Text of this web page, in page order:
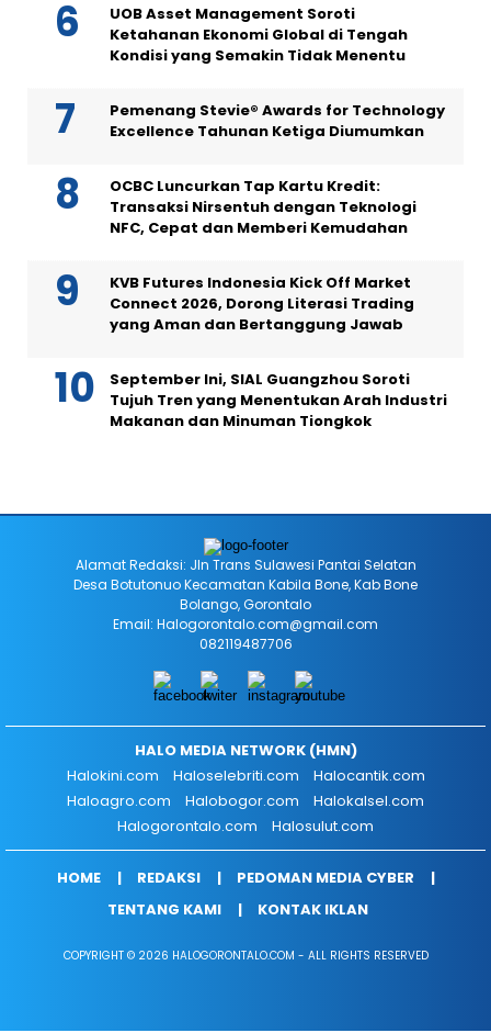
UOB Asset Management Soroti
Ketahanan Ekonomi Global di Tengah
Kondisi yang Semakin Tidak Menentu
Pemenang Stevie® Awards for Technology
Excellence Tahunan Ketiga Diumumkan
OCBC Luncurkan Tap Kartu Kredit:
Transaksi Nirsentuh dengan Teknologi
NFC, Cepat dan Memberi Kemudahan
KVB Futures Indonesia Kick Off Market
Connect 2026, Dorong Literasi Trading
yang Aman dan Bertanggung Jawab
September Ini, SIAL Guangzhou Soroti
Tujuh Tren yang Menentukan Arah Industri
Makanan dan Minuman Tiongkok
Alamat Redaksi: Jln Trans Sulawesi Pantai Selatan
Desa Botutonuo Kecamatan Kabila Bone, Kab Bone
Bolango, Gorontalo
Email: Halogorontalo.com@gmail.com
082119487706
HALO MEDIA NETWORK (HMN)
Halokini.com
Haloselebriti.com
Halocantik.com
Haloagro.com
Halobogor.com
Halokalsel.com
Halogorontalo.com
Halosulut.com
HOME REDAKSI
PEDOMAN MEDIA CYBER
TENTANG KAMI
KONTAK IKLAN
COPYRIGHT © 2026 HALOGORONTALO.COM - ALL RIGHTS RESERVED